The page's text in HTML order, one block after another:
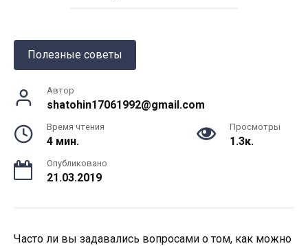
Полезные советы
Автор
shatohin17061992@gmail.com
Время чтения
4 мин.
Просмотры
1.3к.
Опубликовано
21.03.2019
Часто ли вы задавались вопросами о том, как можно